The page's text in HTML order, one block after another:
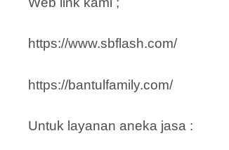
https://www.sbflash.com/
https://bantulfamily.com/
Untuk layanan aneka jasa :